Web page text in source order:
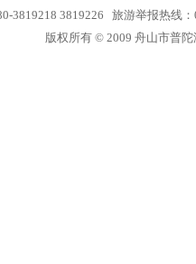
3819218 3819226 旅游举报热线
版权所有 © 2009 舟山市普